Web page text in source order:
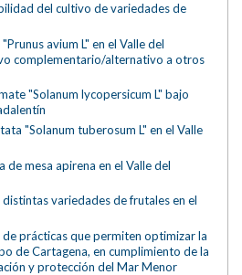
del cultivo de variedades de
avium L" en el Valle del
complementario/alternativo a otros
"Solanum lycopersicum L" bajo
"Solanum tuberosum L" en el Valle
de mesa apirena en el Valle del
variedades de frutales en el
prácticas que permiten optimizar la
de Cartagena, en cumplimiento de la
y protección del Mar Menor